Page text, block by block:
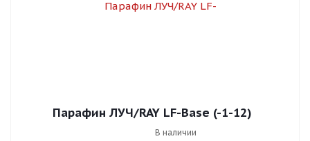
Парафин ЛУЧ/RAY LF-Base (-1-12)
В наличии